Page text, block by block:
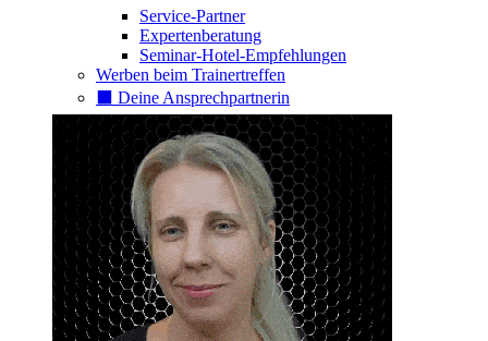
Service-Partner
Expertenberatung
Seminar-Hotel-Empfehlungen
Werben beim Trainertreffen
⬛️ Deine Ansprechpartnerin